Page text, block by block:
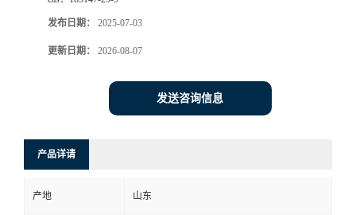
发布日期： 2025-07-03
更新日期： 2026-08-07
发送咨询信息
产品详请
产地 山东